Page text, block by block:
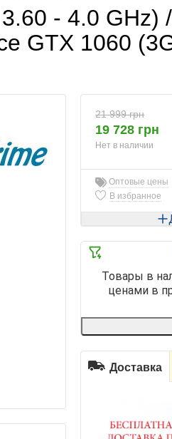
- 4.0 GHz)
GTX 1060
21 999 грн
19 728 грн
Нет в наличии
Оптовые цены
В избранное
Товары в
ценами в
Доставка